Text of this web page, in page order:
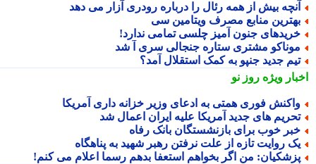
بیش از همه رئال را درباره رودری آزار می دهد
منابع مصرف ویتامین سی
جنون آمیز چلسی تمامی ندارد!
مشتری ستاره جنجالی سری آ شد
جدید جنپو به کمک استقلال آمد؟
ویژهروز نو
فوری همتی به ادعای وزیر خزانه داری آمریکا
های جدید آمریکا علیه ایران اعمال شد
خوب برای بازنشستگان بانک رفاه
روایت تازه از علت نرفتن رهبر شهید به پناهگاه
من اگر بخواهم استعفا بدهم رسما اعلام می کنم!